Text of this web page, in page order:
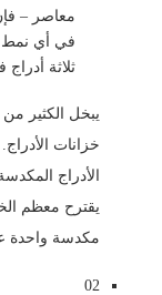
معاصر –
في أي نمط
ثلاثة أدراج
يبخل الكثير
خزانات
الأدراج
يقترح معظم
مكدسة واحدة
02